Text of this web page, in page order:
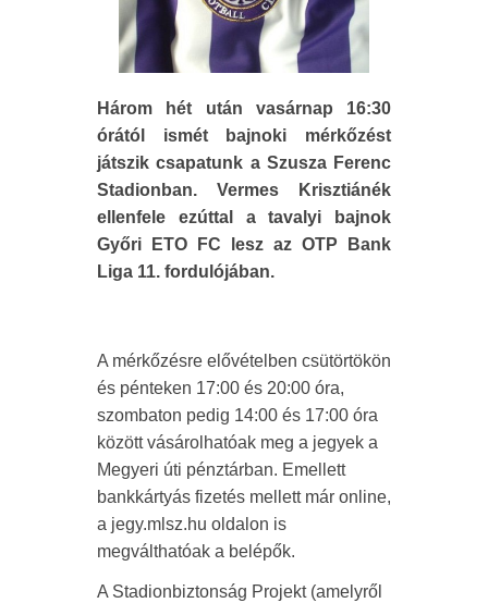
Három hét után vasárnap 16:30
órától ismét bajnoki mérkőzést
játszik csapatunk a Szusza Ferenc
Stadionban. Vermes Krisztiánék
ellenfele ezúttal a tavalyi bajnok
Győri ETO FC lesz az OTP Bank
Liga 11. fordulójában.
A mérkőzésre elővételben csütörtökön
és pénteken 17:00 és 20:00 óra,
szombaton pedig 14:00 és 17:00 óra
között vásárolhatóak meg a jegyek a
Megyeri úti pénztárban. Emellett
bankkártyás fizetés mellett már online,
a jegy.mlsz.hu oldalon is
megválthatóak a belépők.
A Stadionbiztonság Projekt (amelyről